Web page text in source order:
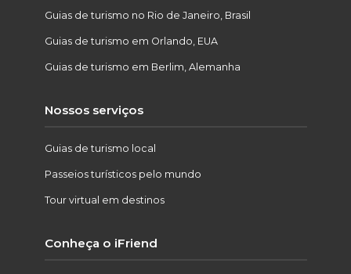
Guias de turismo no Rio de Janeiro, Brasil
Guias de turismo em Orlando, EUA
Guias de turismo em Berlim, Alemanha
Nossos serviços
Guias de turismo local
Passeios turísticos pelo mundo
Tour virtual em destinos
Conheça o iFriend